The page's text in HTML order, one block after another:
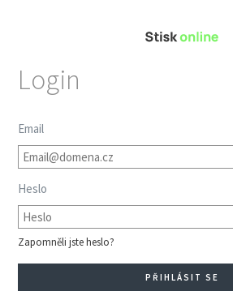
Login
Email
Heslo
Zapomněli jste heslo?